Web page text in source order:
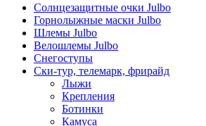
Солнцезащитные очки Julbo
Горнолыжные маски Julbo
Шлемы Julbo
Велошлемы Julbo
Снегоступы
Ски-тур, телемарк, фрирайд
Лыжи
Крепления
Ботинки
Камуса